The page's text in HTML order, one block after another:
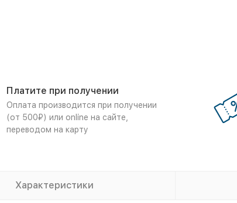
Платите при получении
Оплата производится при получении
(от 500₽) или online на сайте,
переводом на карту
Характеристики